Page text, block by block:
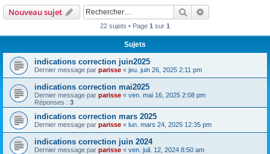
Nouveau sujet Rechercher
22 sujets • Page 1 sur 1
Sujets
indications correction juin2025
Dernier message par parisse « jeu. juin 26, 2025 2:11 pm
indications correction mai2025
Dernier message par parisse « ven. mai 16, 2025 2:08 pm
Réponses : 3
indications correction mars 2025
Dernier message par parisse « lun. mars 24, 2025 12:35 pm
indications correction juin 2024
Dernier message par parisse « ven. juil. 12, 2024 8:50 am